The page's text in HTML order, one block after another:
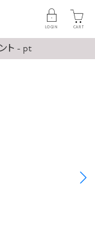
LOGIN CART
ト - pt